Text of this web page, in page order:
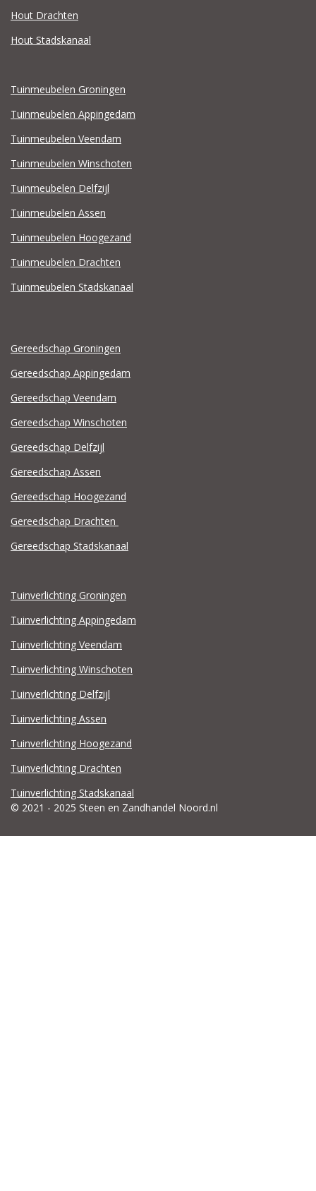
Hout Drachten
Hout Stadskanaal
Tuinmeubelen Groningen
Tuinmeubelen Appingedam
Tuinmeubelen Veendam
Tuinmeubelen Winschoten
Tuinmeubelen Delfzijl
Tuinmeubelen Assen
Tuinmeubelen Hoogezand
Tuinmeubelen Drachten
Tuinmeubelen Stadskanaal
Gereedschap Groningen
Gereedschap Appingedam
Gereedschap Veendam
Gereedschap Winschoten
Gereedschap Delfzijl
Gereedschap Assen
Gereedschap Hoogezand
Gereedschap Drachten
Gereedschap Stadskanaal
Tuinverlichting Groningen
Tuinverlichting Appingedam
Tuinverlichting Veendam
Tuinverlichting Winschoten
Tuinverlichting Delfzijl
Tuinverlichting Assen
Tuinverlichting Hoogezand
Tuinverlichting Drachten
Tuinverlichting Stadskanaal
© 2021 - 2025 Steen en Zandhandel Noord.nl